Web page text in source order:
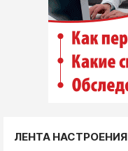
ЛЕНТА НАСТРОЕНИЯ